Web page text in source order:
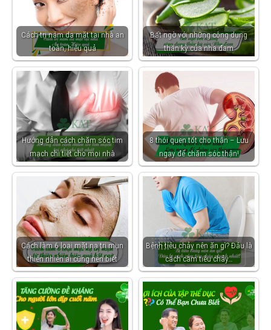
Cách trị nám da mặt tại nhà an
toàn, hiệu quả
Bất ngờ với những công dụng
thần kỳ của nha đam
Hướng dẫn cách chăm sóc tim
mạch chi tiết cho mọi nhà
8 thói quen tốt cho thận – Lưu
ngay để chăm sóc thận!
Cách làm 6 loại mặt nạ trị mụn
thiên nhiên ai cũng nên biết
Bệnh tiêu chảy nên ăn gì? Đâu là
cách cầm tiêu chảy…